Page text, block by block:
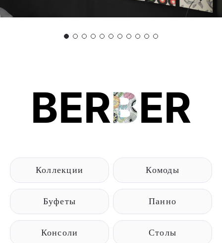
BERBER
Коллекции Комоды
Буфеты Панно
Консоли Столы